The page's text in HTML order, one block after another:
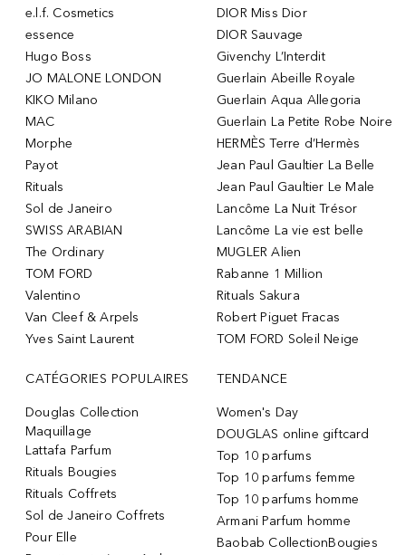
e.l.f. Cosmetics
essence
Hugo Boss
JO MALONE LONDON
KIKO Milano
MAC
Morphe
Payot
Rituals
Sol de Janeiro
SWISS ARABIAN
The Ordinary
TOM FORD
Valentino
Van Cleef & Arpels
Yves Saint Laurent
DIOR Miss Dior
DIOR Sauvage
Givenchy L’Interdit
Guerlain Abeille Royale
Guerlain Aqua Allegoria
Guerlain La Petite Robe Noire
HERMÈS Terre d’Hermès
Jean Paul Gaultier La Belle
Jean Paul Gaultier Le Male
Lancôme La Nuit Trésor
Lancôme La vie est belle
MUGLER Alien
Rabanne 1 Million
Rituals Sakura
Robert Piguet Fracas
TOM FORD Soleil Neige
CATÉGORIES POPULAIRES
Douglas Collection
Maquillage
Lattafa Parfum
Rituals Bougies
Rituals Coffrets
Sol de Janeiro Coffrets
Pour Elle
TENDANCE
Women's Day
DOUGLAS online giftcard
Top 10 parfums
Top 10 parfums femme
Top 10 parfums homme
Armani Parfum homme
Baobab CollectionBougies